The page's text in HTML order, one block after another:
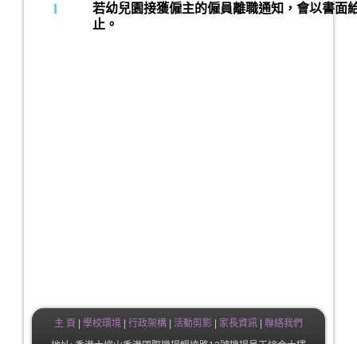
l
若幼兒園接獲僱主的僱員離職通知，會以書面
止。
主 頁 學校環境| 行政架構| 活動剪影| 家長資訊| 聯絡我們